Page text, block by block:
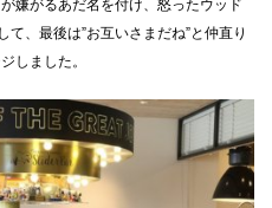
嫌がるあだ名を付け、怒ったウッド
て、最後は”お互いさまだね”と仲直り
しました。